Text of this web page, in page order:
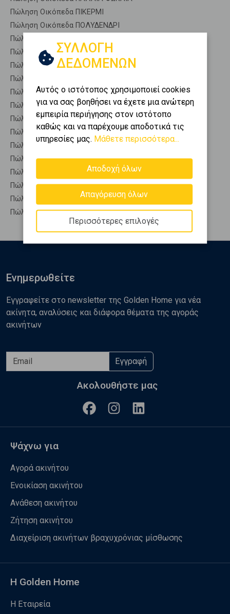
Πώληση Οικόπεδα ΠΙΚΕΡΜΙ
Πώληση Οικόπεδα ΠΟΛΥΔΕΝΔΡΙ
Πώληση Οικόπεδα ΠΟΡΤΟ ΓΕΡΜΕΝΟ
Πώληση Οικόπεδα ΠΟΡΤΟ ΡΑΦΤΗ
Πώληση Οικόπεδα ΡΑΦΗΝΑ
Πώληση Οικόπεδα ΣΑΡΩΝΙΔΑ
Πώληση Οικόπεδα ΣΟΥΝΙΟ
Πώληση Οικόπεδα ΣΥΚΑΜΙΝΟ
Πώληση Οικόπεδα ΨΑΘΑ
Πώληση Οικόπεδα ΩΡΩΠΟΣ
Πώληση Αγροτεμάχια ΚΑΛΑΜΟΣ - Μετέωρα
Πώληση Δασικές εκτάσεις ΚΑΛΑΜΟΣ - Μετέωρα
Πώληση Εκτάσεις ΚΑΛΑΜΟΣ - Μετέωρα
Πώληση Επαγγελματικά οικόπεδα ΚΑΛΑΜΟΣ - Μετέωρα
Πώληση Νησιά ΚΑΛΑΜΟΣ - Μετέωρα
Πώληση Οικιστικά ΚΑΛΑΜΟΣ - Μετέωρα
ΣΥΛΛΟΓΗ
ΔΕΔΟΜΕΝΩΝ
Αυτός ο ιστότοπος χρησιμοποιεί cookies
για να σας βοηθήσει να έχετε μια ανώτερη
εμπειρία περιήγησης στον ιστότοπο
καθώς και να παρέχουμε αποδοτικά τις
υπηρεσίες μας. Μάθετε περισσότερα...
Αποδοχή όλων
Απαγόρευση όλων
Περισσότερες επιλογές
Ενημερωθείτε
Εγγραφείτε στο newsletter της Golden Home για νέα
ακίνητα, αναλύσεις και διάφορα θέματα της αγοράς
ακινήτων
Εγγραφή
Ακολουθήστε μας
Ψάχνω για
Αγορά ακινήτου
Ενοικίαση ακινήτου
Ανάθεση ακινήτου
Ζήτηση ακινήτου
Διαχείριση ακινήτων βραχυχρόνιας μίσθωσης
Η Golden Home
Η Εταιρεία